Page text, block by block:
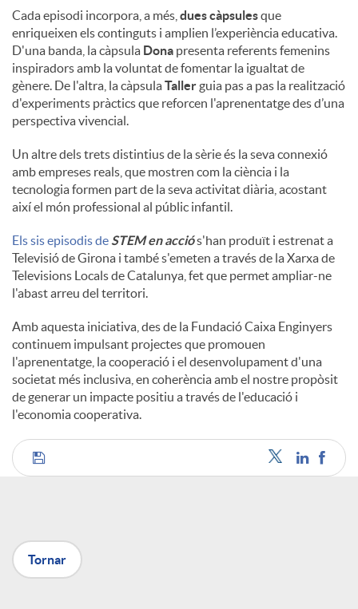
s
Cada episodi incorpora, a més, dues càpsulesque
enriqueixen els continguts i amplien l’experiència educativa.
D'una banda, la càpsula Dona presenta referents femenins
inspiradors amb la voluntat de fomentar la igualtat de
gènere. De l'altra, la càpsulaTallerguia pas a pas la realització
d'experiments pràctics que reforcen l'aprenentatge des d’una
perspectiva vivencial.
Un altre dels trets distintius de la sèrie és la seva connexió
amb empreses reals, que mostren com la ciència i la
tecnologia formen part de la seva activitat diària, acostant
així el món professional al públic infantil.
Els sis episodis deSTEM en acciós'han produït i estrenat a
Televisió de Girona i també s'emeten a través de la Xarxa de
Televisions Locals de Catalunya, fet que permet ampliar-ne
l'abast arreu del territori.
Amb aquesta iniciativa, des de la Fundació Caixa Enginyers
continuem impulsant projectes que promouen
l'aprenentatge, la cooperació i el desenvolupament d'una
societat més inclusiva, en coherència amb el nostre propòsit
de generar un impacte positiu a través de l'educació i
l'economia cooperativa.
C
o
m
Tornar